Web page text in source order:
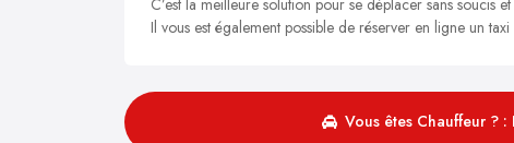
Il vous est également possible de réserver en ligne un
Vous êtes Chauffeur ?